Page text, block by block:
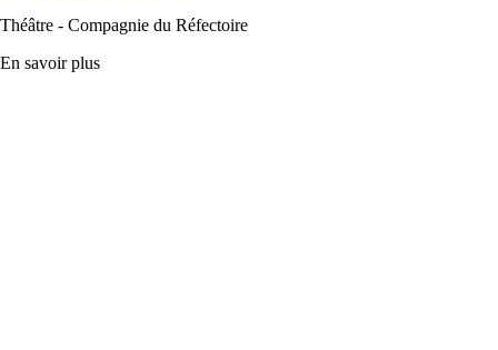
Théâtre - Compagnie du Réfectoire
En savoir plus